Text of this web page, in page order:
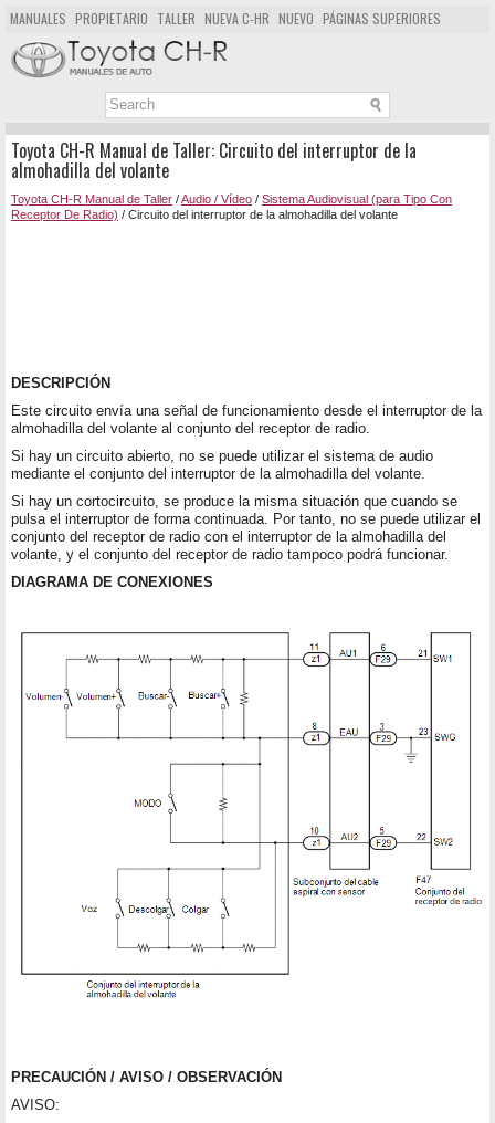
MANUALES PROPIETARIO TALLER NUEVA C-HR NUEVO PÁGINAS SUPERIORES
MAPA DEL SITIO
BUSCAR
Toyota CH-R Manual de Taller: Circuito del interruptor de la
almohadilla del volante
Toyota CH-R Manual de Taller /Audio / Vídeo / Sistema Audiovisual (para Tipo Con
Receptor De Radio) / Circuito del interruptor de la almohadilla del volante
DESCRIPCIÓN
Este circuito envía una señal de funcionamiento desde el interruptor de la
almohadilla del volante al conjunto del receptor de radio.
Si hay un circuito abierto, no se puede utilizar el sistema de audio
mediante el conjunto del interruptor de la almohadilla del volante.
Si hay un cortocircuito, se produce la misma situación que cuando se
pulsa el interruptor de forma continuada. Por tanto, no se puede utilizar el
conjunto del receptor de radio con el interruptor de la almohadilla del
volante, y el conjunto del receptor de radio tampoco podrá funcionar.
DIAGRAMA DE CONEXIONES
PRECAUCIÓN / AVISO / OBSERVACIÓN
AVISO: